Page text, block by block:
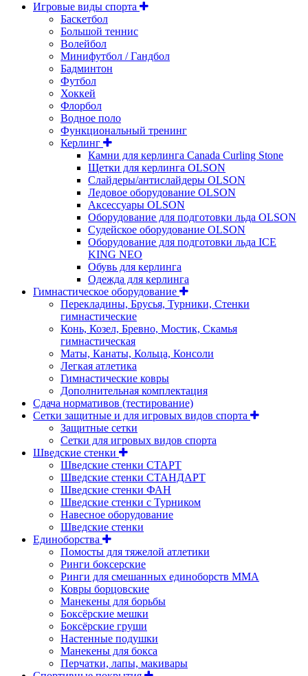
Игровые виды спорта
Баскетбол
Большой теннис
Волейбол
Минифутбол / Гандбол
Бадминтон
Футбол
Хоккей
Флорбол
Водное поло
Функциональный тренинг
Керлинг
Камни для керлинга Canada Curling Stone
Щетки для керлинга OLSON
Слайдеры/антислайдеры OLSON
Ледовое оборудование OLSON
Аксессуары OLSON
Оборудование для подготовки льда OLSON
Судейское оборудование OLSON
Оборудование для подготовки льда ICE
KING NEO
Обувь для керлинга
Одежда для керлинга
Гимнастическое оборудование
Перекладины, Брусья, Турники, Стенки
гимнастические
Конь, Козел, Бревно, Мостик, Скамья
гимнастическая
Маты, Канаты, Кольца, Консоли
Легкая атлетика
Гимнастические ковры
Дополнительная комплектация
Сдача нормативов (тестирование)
Сетки защитные и для игровых видов спорта
Защитные сетки
Сетки для игровых видов спорта
Шведские стенки
Шведские стенки СТАРТ
Шведские стенки СТАНДАРТ
Шведские стенки ФАН
Шведские стенки с Турником
Навесное оборудование
Шведские стенки
Единоборства
Помосты для тяжелой атлетики
Ринги боксерские
Ринги для смешанных единоборств ММА
Ковры борцовские
Манекены для борьбы
Боксёрские мешки
Боксёрские груши
Настенные подушки
Манекены для бокса
Перчатки, лапы, макивары